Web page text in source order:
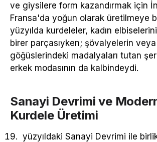
ve giysilere form kazandırmak için
Fransa'da yoğun olarak üretilmeye
yüzyılda kurdeleler, kadın
birer parçasıyken; şövalyelerin
göğüslerindeki madalyaları tutan
erkek modasının da kalbindeydi.
Sanayi Devrimi ve
Kurdele Üretimi
yüzyıldaki Sanayi Devrimi ile